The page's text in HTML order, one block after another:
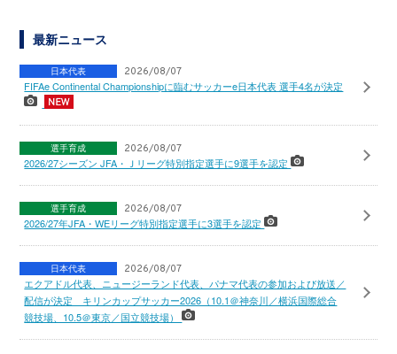
最新ニュース
日本代表 2026/08/07
FIFAe Continental Championshipに臨むサッカーe日本代表 選手4名が決定
選手育成 2026/08/07
2026/27シーズン JFA・Ｊリーグ特別指定選手に9選手を認定
選手育成 2026/08/07
2026/27年JFA・WEリーグ特別指定選手に3選手を認定
日本代表 2026/08/07
エクアドル代表、ニュージーランド代表、パナマ代表の参加および放送／
配信が決定 キリンカップサッカー2026（10.1＠神奈川／横浜国際総合
競技場、10.5＠東京／国立競技場）